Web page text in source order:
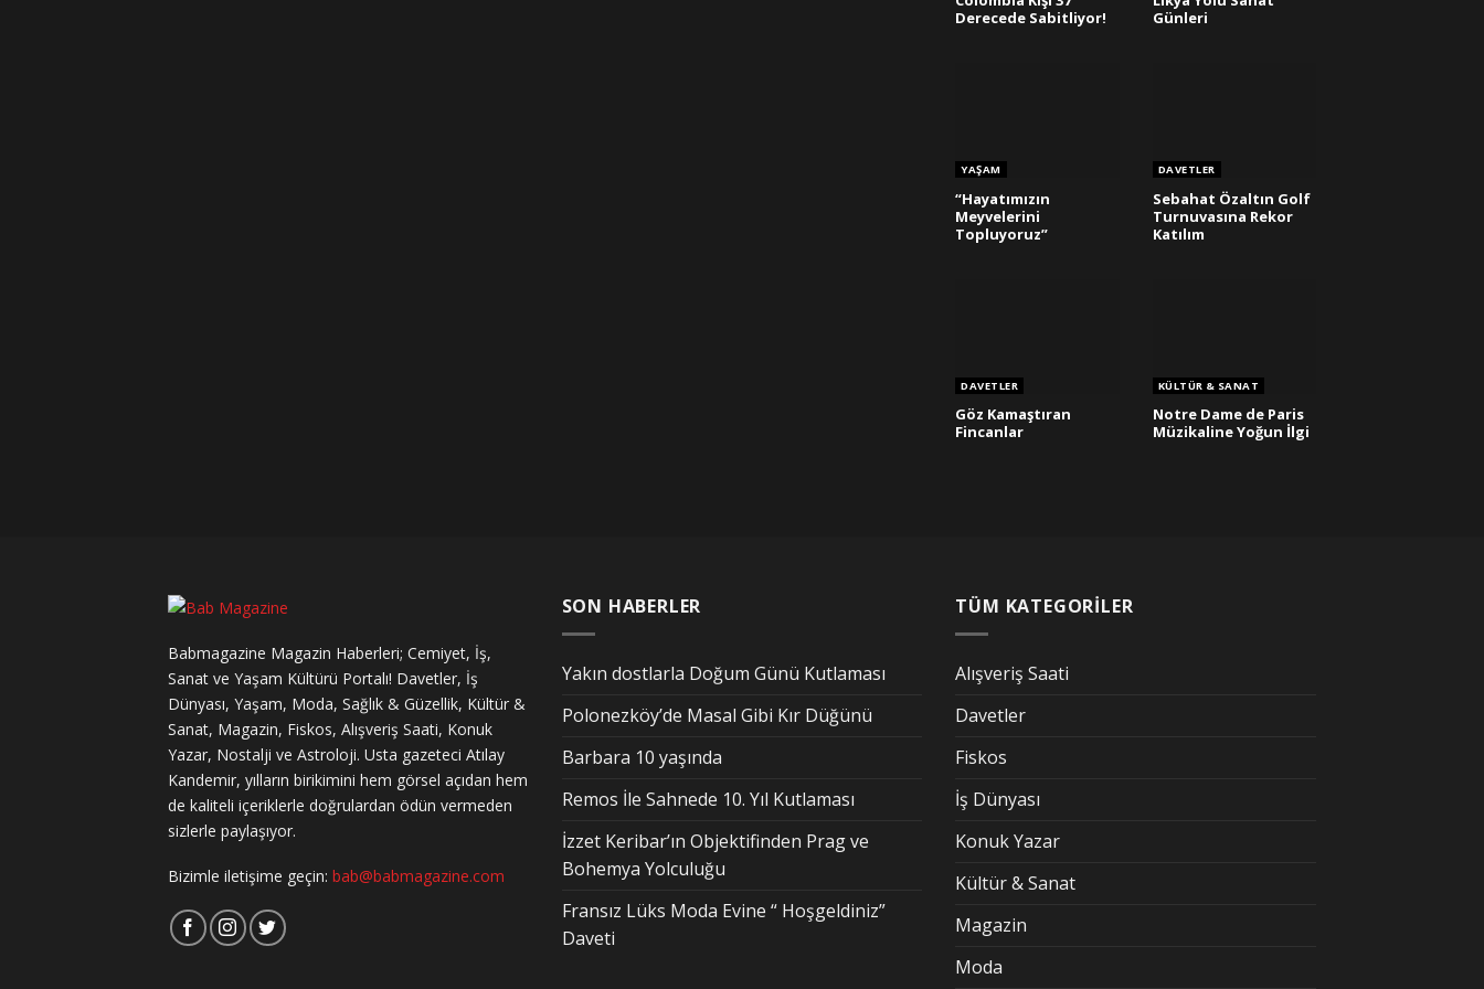
Derecede Sabitliyor!
Günleri
YAŞAM
“Hayatımızın
Meyvelerini
Topluyoruz”
DAVETLER
Sebahat Özaltın Golf
Turnuvasına Rekor
Katılım
DAVETLER
Göz Kamaştıran
Fincanlar
KÜLTÜR & SANAT
Notre Dame de Paris
Müzikaline Yoğun İlgi
Babmagazine Magazin Haberleri; Cemiyet, İş,
Sanat ve Yaşam Kültürü Portalı! Davetler, İş
Dünyası, Yaşam, Moda, Sağlık & Güzellik, Kültür &
Sanat, Magazin, Fiskos, Alışveriş Saati, Konuk
Yazar, Nostalji ve Astroloji. Usta gazeteci Atılay
Kandemir, yılların birikimini hem görsel açıdan hem
de kaliteli içeriklerle doğrulardan ödün vermeden
sizlerle paylaşıyor.
Bizimle iletişime geçin: bab@babmagazine.com
SON HABERLER
Yakın dostlarla Doğum Günü Kutlaması
Polonezköy’de Masal Gibi Kır Düğünü
Barbara 10 yaşında
Remos İle Sahnede 10. Yıl Kutlaması
İzzet Keribar’ın Objektifinden Prag ve
Bohemya Yolculuğu
Fransız Lüks Moda Evine “ Hoşgeldiniz”
Daveti
TÜM KATEGORİLER
Alışveriş Saati
Davetler
Fiskos
İş Dünyası
Konuk Yazar
Kültür & Sanat
Magazin
Moda